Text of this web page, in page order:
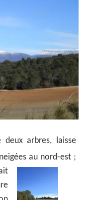
deux arbres, laisse
au nord-est ;